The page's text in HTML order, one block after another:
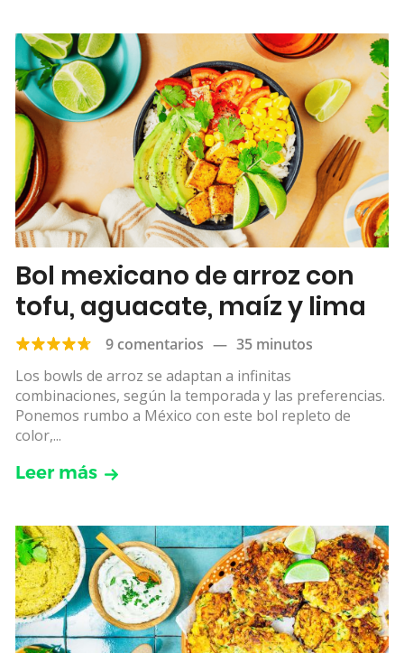
Bol mexicano de arroz con
tofu, aguacate, maíz y lima
9 comentarios — 35 minutos
Los bowls de arroz se adaptan a infinitas
combinaciones, según la temporada y las preferencias.
Ponemos rumbo a México con este bol repleto de
color,...
Leer más